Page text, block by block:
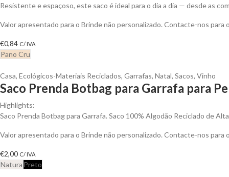
Resistente e espaçoso, este saco é ideal para o dia a dia — desde as
Valor apresentado para o Brinde não personalizado. Contacte-nos
€0,84 C/ IVA
Pano Cru
Casa, Ecológicos-Materiais Reciclados, Garrafas, Natal, Sacos, Vinho
Saco Prenda Botbag para Garrafa para
Highlights:
Saco Prenda Botbag para Garrafa. Saco 100% Algodão Reciclado de
Valor apresentado para o Brinde não personalizado. Contacte-nos
€2,00 C/ IVA
Natura Preto